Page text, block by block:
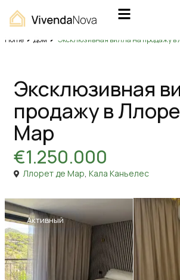
Home Дом Эксклюзивная вилла на продажу
Эксклюзивная
продажу в
Мар
€1.250.000
Ллорет де Мар, Кала Каньелес
Активный